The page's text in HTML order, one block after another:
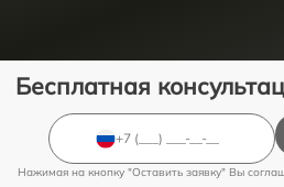
Бесплатная
Нажимая на кнопку "Оставить заявку" Вы